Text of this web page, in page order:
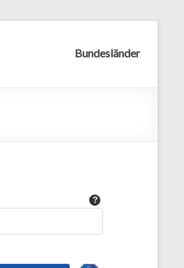
Bundesländer